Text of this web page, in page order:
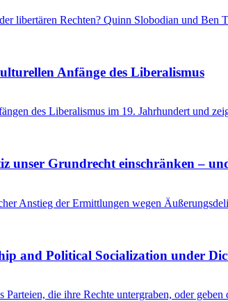
libertären Rechten? Quinn Slobodian und
Anfänge des Liberalismus
des Liberalismus im 19. Jahrhundert und
unser Grundrecht einschränken –
Anstieg der Ermittlungen wegen
and Political Socialization under
die ihre Rechte untergraben, oder